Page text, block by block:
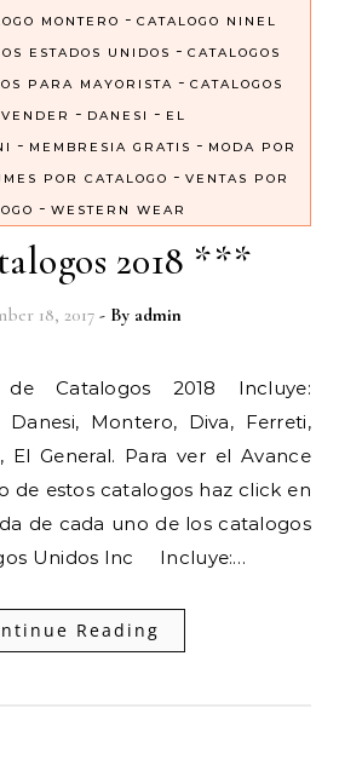
MONTERO - CATALOGO NINEL
ESTADOS UNIDOS - CATALOGOS
PARA MAYORISTA - CATALOGOS
- DANESI - EL
- MEMBRESIA GRATIS - MODA POR
POR CATALOGO - VENTAS POR
- WESTERN WEAR
2018 ***
18, 2017 - By admin
Danesi, Montero, Diva, Ferreti,
El General. Para ver el Avance
de estos catalogos haz click en
de cada uno de los catalogos
Unidos Inc Incluye:…
Reading